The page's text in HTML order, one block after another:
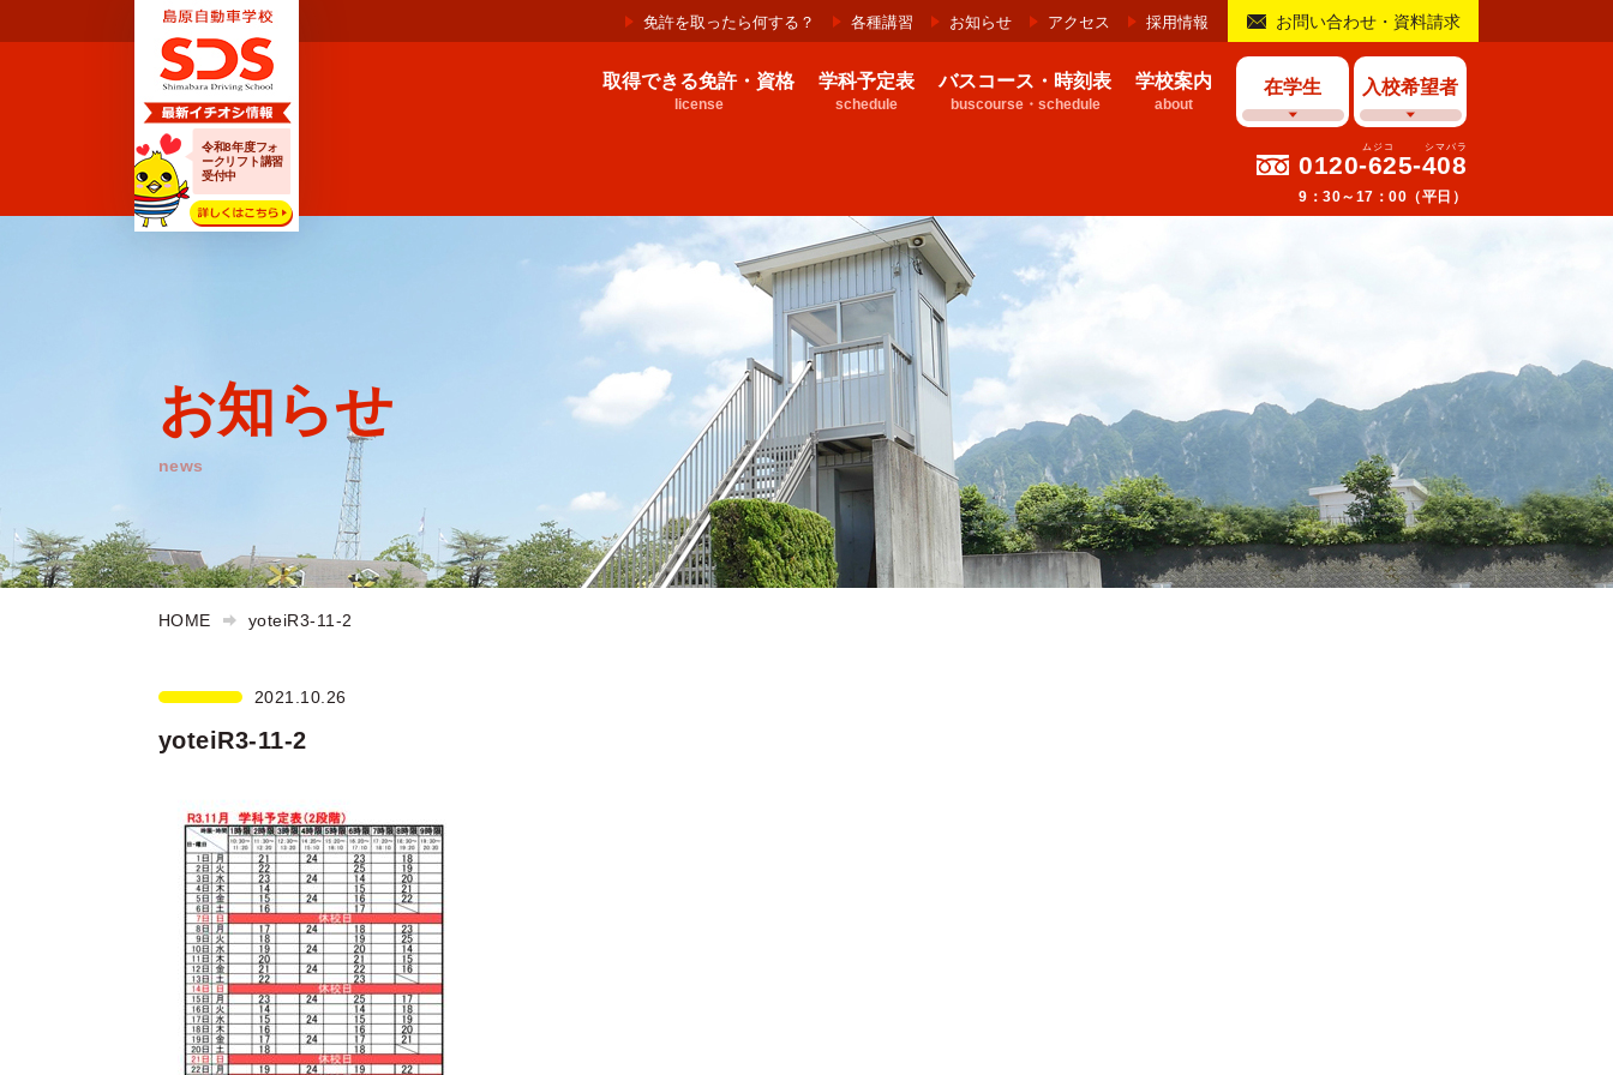
令和8年度フォ
ークリフト講習
受付中
免許を取ったら何する？ 各種講習 お知らせ アクセス 採用情報 お問い合わせ・資料請求
取得できる免許・資格
license
学科予定表
schedule
バスコース・時刻表
buscourse・schedule
学校案内
about
在学生 入校希望者
0120-625-408
9：30～17：00（平日）
お知らせ
news
HOME yoteiR3-11-2
2021.10.26
yoteiR3-11-2